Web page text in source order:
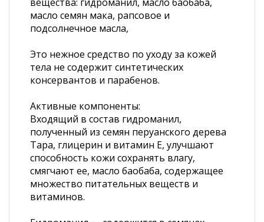
масло семян мака, рапсовое и
подсолнечное масла,
Это нежное средство по уходу за кожей
тела не содержит синтетических
консервантов и парабенов.
Активные компоненты:
Входящий в состав гидроманил,
полученный из семян перуанского дерева
Тара, глицерин и витамин Е, улучшают
способность кожи сохранять влагу,
смягчают ее, масло баобаба, содержащее
множество питательных веществ и
витаминов.